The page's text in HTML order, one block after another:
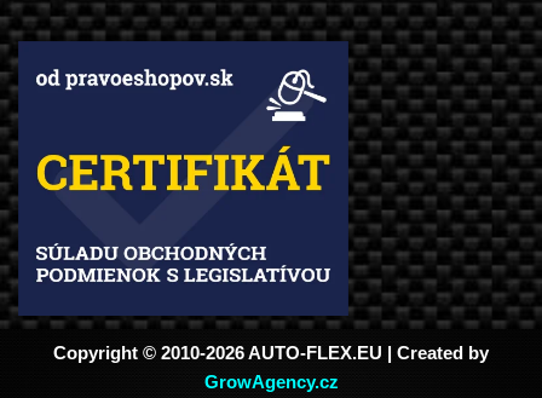
Copyright © 2010-2026 AUTO-FLEX.EU | Created by
GrowAgency.cz